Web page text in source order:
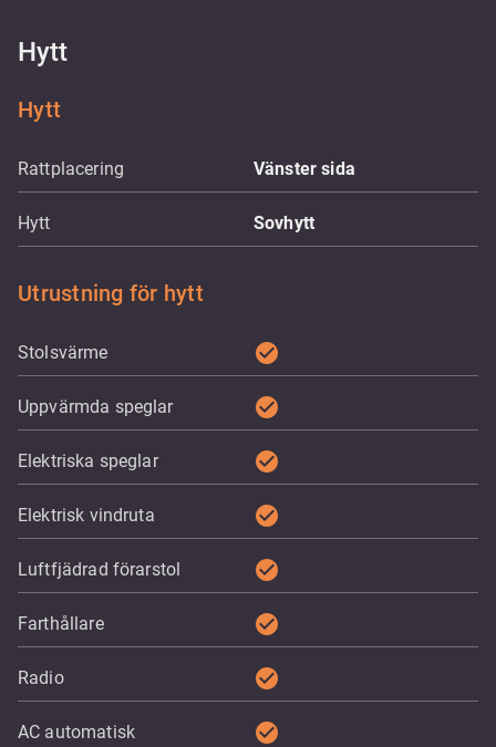
Hytt
Hytt
Rattplacering Vänster sida
Hytt Sovhytt
Utrustning för hytt
Stolsvärme check_circle
Uppvärmda speglar check_circle
Elektriska speglar check_circle
Elektrisk vindruta check_circle
Luftfjädrad förarstol check_circle
Farthållare check_circle
Radio check_circle
AC automatisk check_circle